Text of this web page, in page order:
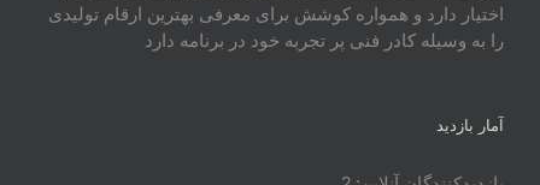
اختیار دارد و همواره کوشش برای معرفی بهترین ارقام تولیدی
را به وسیله کادر فنی پر تجربه خود در برنامه دارد
آمار بازدید